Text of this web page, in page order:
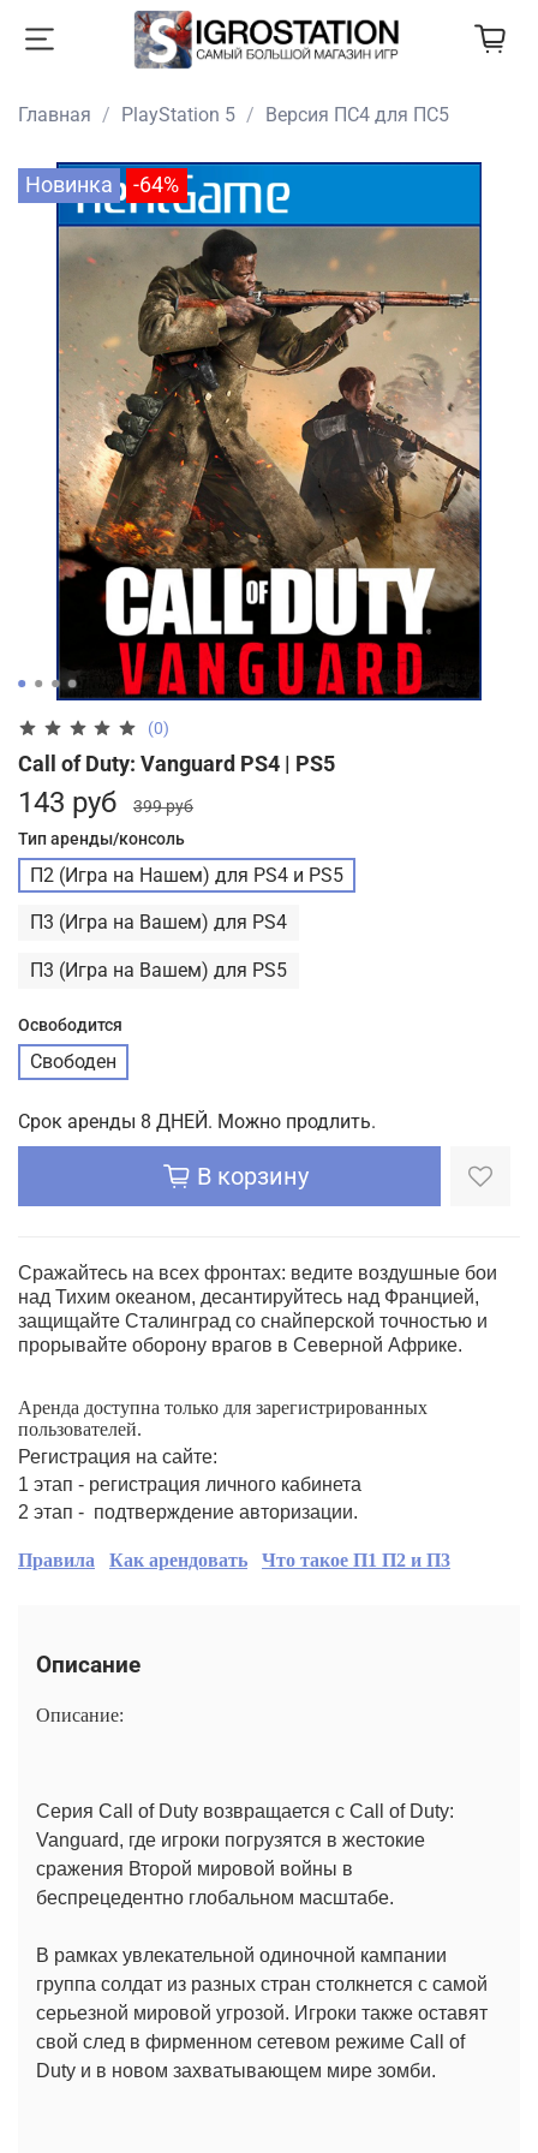
Главная PlayStation 5 Версия ПС4 для ПС5
Новинка -64%
(0)
Call of Duty: Vanguard PS4 | PS5
143 руб
399 руб
Тип аренды/консоль
П2 (Игра на Нашем) для PS4 и PS5
П3 (Игра на Вашем) для PS4
П3 (Игра на Вашем) для PS5
Освободится
Свободен
Срок аренды 8 ДНЕЙ. Можно продлить.
В корзину
Сражайтесь на всех фронтах: ведите воздушные бои
над Тихим океаном, десантируйтесь над Францией,
защищайте Сталинград со снайперской точностью и
прорывайте оборону врагов в Северной Африке.
Аренда доступна только для зарегистрированных
пользователей.
Регистрация на сайте:
1 этап - регистрация личного кабинета
2 этап - подтверждение авторизации.
Правила Как арендовать Что такое П1 П2 и П3
Описание
Описание:
Серия Call of Duty возвращается с Call of Duty:
Vanguard, где игроки погрузятся в жестокие
сражения Второй мировой войны в
беспрецедентно глобальном масштабе.
В рамках увлекательной одиночной кампании
группа солдат из разных стран столкнется с самой
серьезной мировой угрозой. Игроки также оставят
свой след в фирменном сетевом режиме Call of
Duty и в новом захватывающем мире зомби.